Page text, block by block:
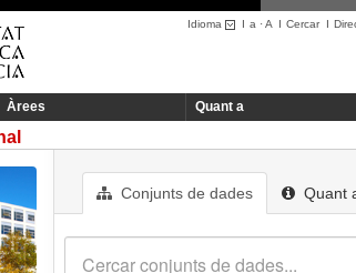
Idioma I a ·A I CercarI
Àrees Quant a
Conjunts de dades Quant